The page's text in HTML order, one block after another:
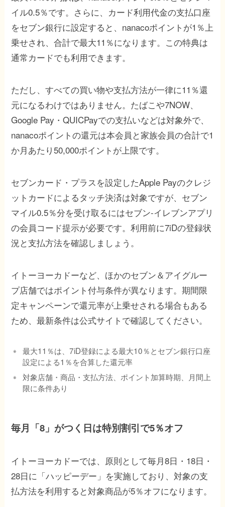
イル0.5％です。さらに、カード利用代金の支払口座
をセブン銀行に設定すると、nanacoポイントが1％上
乗せされ、合計で最大11％になります。この特典は
通常カードでも利用できます。
ただし、すべての買い物や支払方法が一律に11％還
元になるわけではありません。たばこや7NOW、
Google Pay・QUICPayでの支払いなどは対象外で、
nanacoポイントの還元は本会員と家族会員の合計で1
か月あたり50,000ポイントが上限です。
セブンカード・プラスを設定したApple Payのクレジ
ットカードによるタッチ決済は対象ですが、セブン
マイル0.5％分を受け取るにはセブン-イレブンアプリ
の会員コード提示が必要です。利用前に7iDの登録状
況と支払方法を確認しましょう。
イトーヨーカドーなど、ほかのセブン＆アイグルー
プ店舗ではポイント付与条件が異なります。期間限
定キャンペーンで還元率が上乗せされる場合もある
ため、最新条件は公式サイトで確認してください。
最大11％は、7iD登録による最大10％とセブン銀行口座
設定による1％を合算した還元率
対象店舗・商品・支払方法、ポイント加算時期、月間上
限に条件あり
毎月「8」がつく日は特別割引で5％オフ
イトーヨーカドーでは、原則として毎月8日・18日・
28日に「ハッピーデー」を実施しており、対象の支
払方法を利用すると対象商品が5％オフになります。